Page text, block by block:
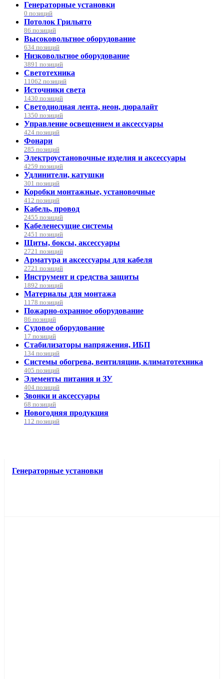
Генераторные установки
0 позиций
Потолок Грильято
86 позиций
Высоковольтное оборудование
634 позиций
Низковольтное оборудование
3891 позиций
Светотехника
11062 позиций
Источники света
1430 позиций
Светодиодная лента, неон, дюралайт
1350 позиций
Управление освещением и аксессуары
424 позиций
Фонари
285 позиций
Электроустановочные изделия и аксессуары
4259 позиций
Удлинители, катушки
301 позиций
Коробки монтажные, установочные
412 позиций
Кабель, провод
2455 позиций
Кабеленесущие системы
2451 позиций
Щиты, боксы, аксессуары
2721 позиций
Арматура и аксессуары для кабеля
2721 позиций
Инструмент и средства защиты
1892 позиций
Материалы для монтажа
1178 позиций
Пожарно-охранное оборудование
86 позиций
Судовое оборудование
17 позиций
Стабилизаторы напряжения, ИБП
134 позиций
Системы обогрева, вентиляции, климатотехника
405 позиций
Элементы питания и ЗУ
404 позиций
Звонки и аксессуары
68 позиций
Новогодняя продукция
112 позиций
Генераторные установки